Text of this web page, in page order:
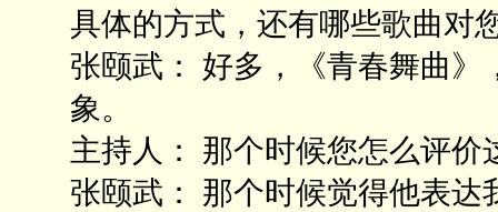
具体的方式，还有哪些歌曲对
张颐武： 好多，《青春舞曲
象。
主持人： 那个时候您怎么评价
张颐武： 那个时候觉得他表